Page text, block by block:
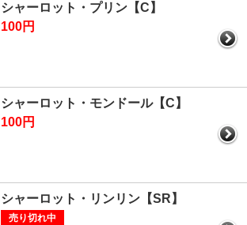
シャーロット・プリン【C】
100円
シャーロット・モンドール【C】
100円
シャーロット・リンリン【SR】
売り切れ中